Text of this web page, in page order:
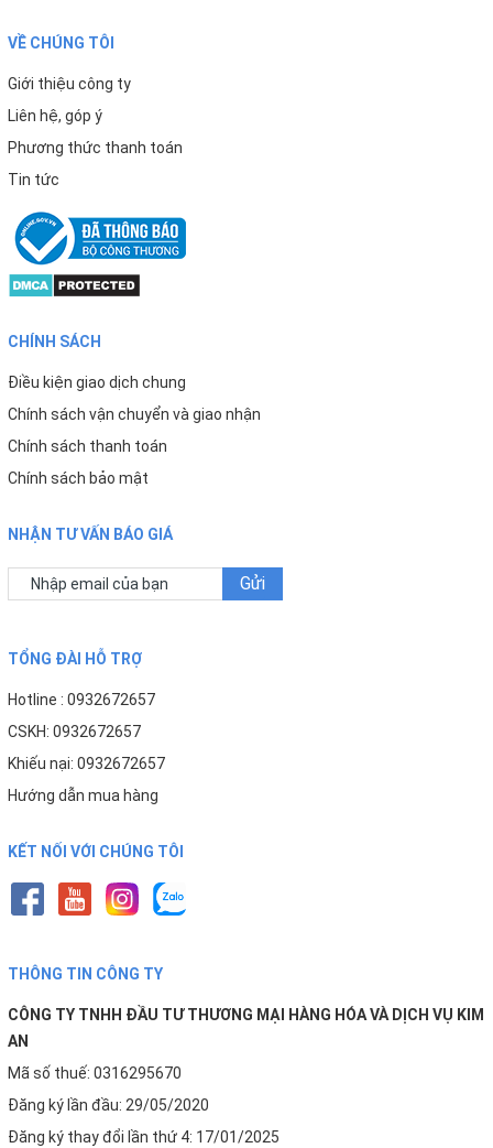
NGHIỆP
Lõi chức năng Karofi Nano Silver bán công nghiệp được
lớn với nhu cầu sử dụng liên tục.
Sản phẩm phù hợp cho:
♦Văn phòng công ty
♦Quán ăn, quán cà phê
♦Trường học
♦Nhà xưởng sản xuất
Việc sử dụng lõi Nano Silver giúp nâng cao chất lượng
nguồn nước và hỗ trợ bảo vệ sức khỏe người dùng tốt
hơn.
KIM AN - KÊNH ĐẠI LÝ CUNG CẤP LÕI LỌC KAROFI
CHÍNH HÃNG UY TÍN
Kim Anchuyên phân phối lõi lọc nước Karofi chính hãng.
Khi mua sản phẩm tại Kim An, khách hàng được hỗ trợ tư
đảm bảo sản phẩm chính hãng với mức giá hợp lý.
Liên hệ Kim An ngay hôm nay để lựa chọnlõi chức năng
Karofi Nano Silver bán công nghiệp
thống lọc nước của bạn.
VỀ CHÚNG TÔI
Giới thiệu công ty
Liên hệ, góp ý
Phương thức thanh toán
Tin tức
CHÍNH SÁCH
Điều kiện giao dịch chung
Chính sách vận chuyển và giao nhận
Chính sách thanh toán
Chính sách bảo mật
NHẬN TƯ VẤN BÁO GIÁ
Gửi
TỔNG ĐÀI HỖ TRỢ
Hotline : 0932672657
CSKH: 0932672657
Khiếu nại: 0932672657
Hướng dẫn mua hàng
KẾT NỐI VỚI CHÚNG TÔI
THÔNG TIN CÔNG TY
CÔNG TY TNHH ĐẦU TƯ THƯƠNG MẠI HÀNG HÓA VÀ DỊCH VỤ KIM
AN
Mã số thuế: 0316295670
Đăng ký lần đầu: 29/05/2020
Đăng ký thay đổi lần thứ 4: 17/01/2025